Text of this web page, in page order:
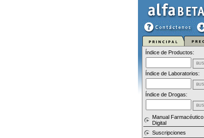
Índice de Productos:
Índice de Laboratorios:
Índice de Drogas:
Manual Farmacéutico
Digital
Suscripciones